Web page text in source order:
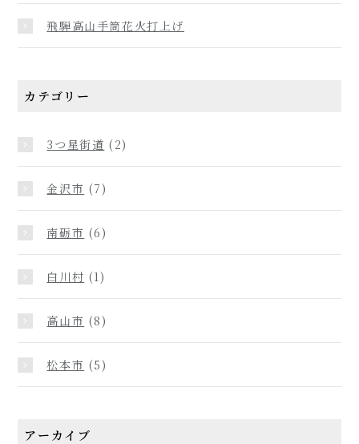
飛騨高山手筒花火打上げ
カテゴリー
3つ星街道 (2)
金沢市 (7)
南砺市 (6)
白川村 (1)
高山市 (8)
松本市 (5)
アーカイブ